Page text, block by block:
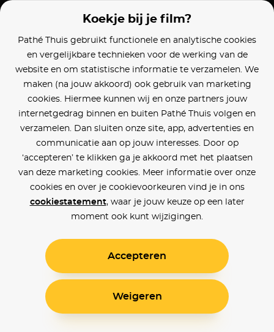
Koekje bij je film?
Pathé Thuis gebruikt functionele en analytische cookies
en vergelijkbare technieken voor de werking van de
website en om statistische informatie te verzamelen. We
maken (na jouw akkoord) ook gebruik van marketing
cookies. Hiermee kunnen wij en onze partners jouw
internetgedrag binnen en buiten Pathé Thuis volgen en
verzamelen. Dan sluiten onze site, app, advertenties en
communicatie aan op jouw interesses. Door op
‘accepteren’ te klikken ga je akkoord met het plaatsen
van deze marketing cookies. Meer informatie over onze
cookies en over je cookievoorkeuren vind je in ons
cookiestatement, waar je jouw keuze op een later
moment ook kunt wijzigingen.
Accepteren
Weigeren